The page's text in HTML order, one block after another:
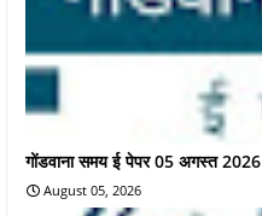
गोंडवाना समय ई पेपर 05 अगस्त 2026
August 05, 2026